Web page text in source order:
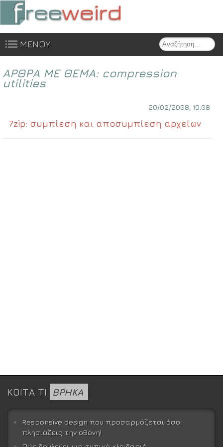
Search
ΜΕΝΟΥ
Skip to content
ΑΡΘΡΑ ΜΕ ΘΕΜΑ: compression
utilities
20/02/2008, 19:08
7zip: συμπίεση και αποσυμπίεση αρχείων
ΚΟΙΤΑ ΤΙ ΒΡΗΚΑ
Responsive design που προσαρμόζεται όσο
πλησιάζεις την οθόνη!